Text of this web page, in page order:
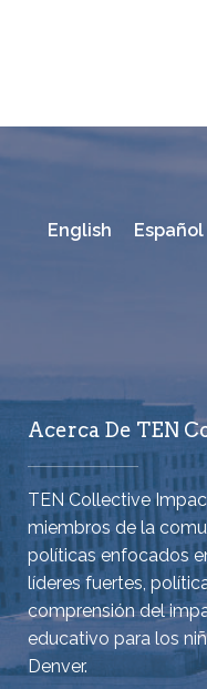
English Español
Acerca De TEN
TEN Collective
miembros de la
políticas enfocados
líderes fuertes,
comprensión del
educativo para los
Denver.